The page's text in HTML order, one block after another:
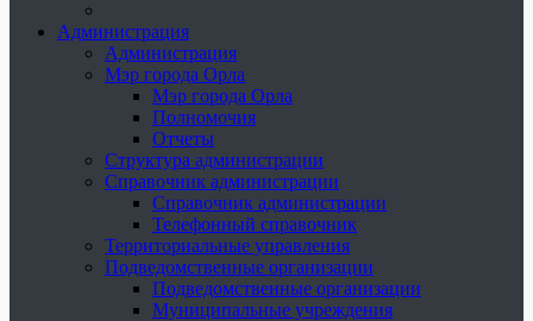
Администрация
Администрация
Мэр города Орла
Мэр города Орла
Полномочия
Отчеты
Структура администрации
Справочник администрации
Справочник администрации
Телефонный справочник
Территориальные управления
Подведомственные организации
Подведомственные организации
Муниципальные учреждения